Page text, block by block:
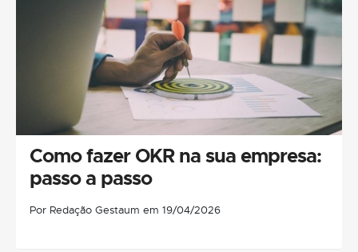
Como fazer OKR na sua empresa:
passo a passo
Por Redação Gestaum em 19/04/2026